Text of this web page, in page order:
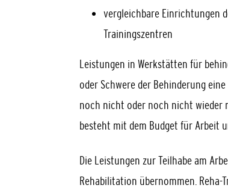
vergleichbare Einrichtungen
Trainingszentren
Leistungen in Werkstätten für
oder Schwere der Behinderung
noch nicht oder noch nicht wieder
besteht mit dem Budget für Arbeit
Die Leistungen zur Teilhabe am
Rehabilitation übernommen. Reha-